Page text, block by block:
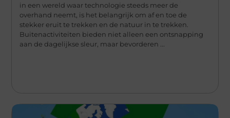
in een wereld waar technologie steeds meer de
overhand neemt, is het belangrijk om af en toe de
stekker eruit te trekken en de natuur in te trekken.
Buitenactiviteiten bieden niet alleen een ontsnapping
aan de dagelijkse sleur, maar bevorderen ...